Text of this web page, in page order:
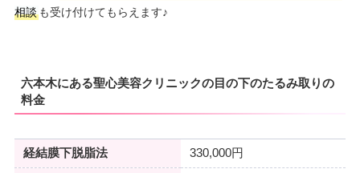
相談も受け付けてもらえます♪
六本木にある聖心美容クリニックの目の下のたるみ取りの
料金
経結膜下脱脂法 330,000円